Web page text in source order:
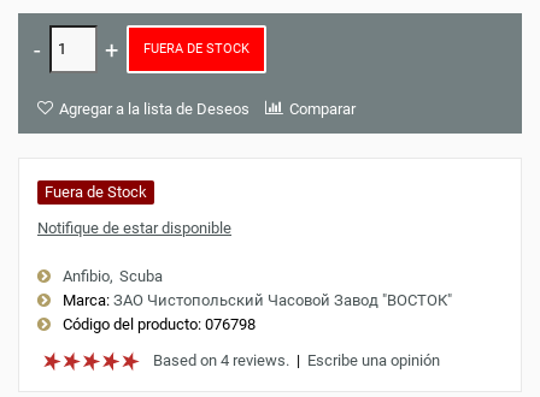
FUERA DE STOCK
Agregar a la lista de Deseos Comparar
Fuera de Stock
Notifique de estar disponible
Anfibio Scuba
Marca: ЗАО Чистопольский Часовой Завод "ВОСТОК"
Código del producto: 076798
Based on 4 reviews. | Escribe una opinión